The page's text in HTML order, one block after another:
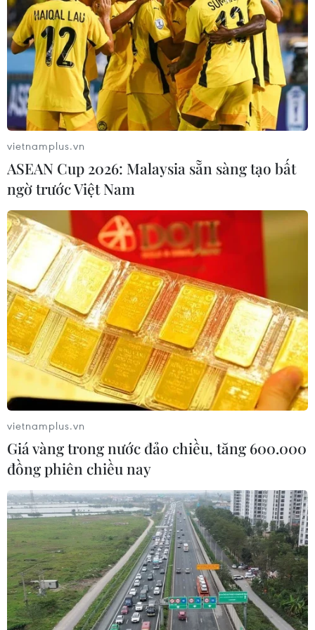
thương mại điện tử
10/08/2026 03:36
Liệu AI có phải là vấn đề an ninh
mạng lớn nhất?
10/08/2026 03:29
Khoa học, công nghệ - trụ cột mới
trong quan hệ Việt Nam-Canada
10/08/2026 02:25
Cơ hội và bài toán chính sách cho
Việt Nam từ chiến lược bán dẫn của
Mỹ
09/08/2026 12:57
Ngoại giao khoa học công nghệ: Khi
ngoại giao được trao sứ mệnh mới
Trí tuệ nhân tạo tạo virus mới tiêu
diệt vi khuẩn kháng thuốc
09/08/2026 07:45
Trung Quốc vượt Mỹ trở thành quốc
gia dẫn đầu thế giới về chi tiêu cho
R&D
vietnamplus.vn
ASEAN Cup 2026: Malaysia sẵn sàng tạo bất
ngờ trước Việt Nam
vietnamplus.vn
Giá vàng trong nước đảo chiều, tăng 600.000
đồng phiên chiều nay